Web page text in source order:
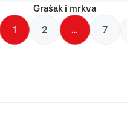
Grašak i mrkva
1 2 … 7